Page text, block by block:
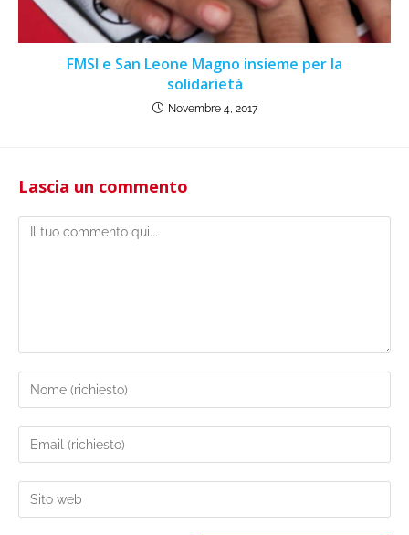
FMSI e San Leone Magno insieme per la
solidarietà
Novembre 4, 2017
Lascia un commento